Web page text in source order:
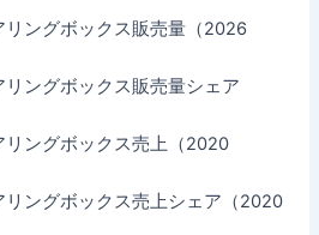
リングボックス販売量（2026
リングボックス販売量シェア
リングボックス売上（2020
リングボックス売上シェア（2020